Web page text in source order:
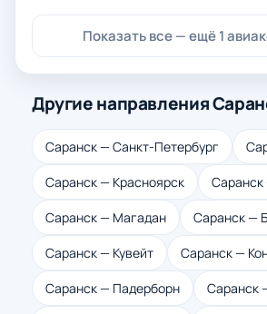
Показать все — ещё 1
Другие направления
Саранск — Санкт-Петербург
Саранск — Красноярск
Саранск — Магадан Саранск —
Саранск — Кувейт Саранск —
Саранск — Падерборн Саранск